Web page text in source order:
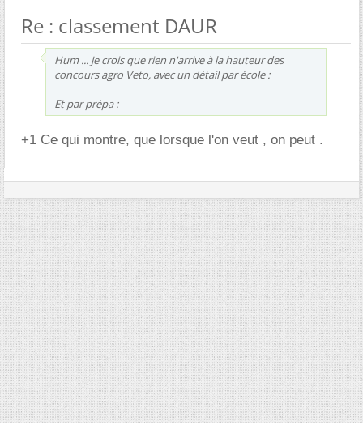
Re : classement DAUR
Hum ... Je crois que rien n'arrive à la hauteur des
concours agro Veto, avec un détail par école :
Et par prépa :
+1 Ce qui montre, que lorsque l'on veut , on peut .